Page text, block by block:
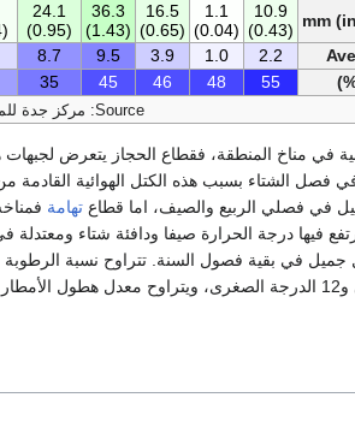
10.9
(0.43)
1.1
(0.04)
16.5
(0.65)
36.3
(1.43)
24.1
(0.95)
(0.24)
2.2
1.0
3.9
9.5
8.7
55
48
46
45
35
Source: مركز جدة للمناخ
في مناخ المنطقة، فقطاع الحجاز يتعرض
الشتاء بسبب هذه الكتل الهوائية القادمة
في فصلي الربيع والصيف، اما قطاع تهامة
فيها درجة الحرارة صيفا ودافئة شتاء ومعتدلة